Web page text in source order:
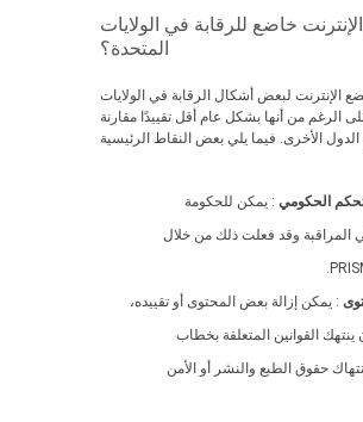
خاضع للرقابة في الولايات
المتحدة؟
الإنترنت لبعض أشكال الرقابة في الولايات
الرغم من أنها بشكل عام أقل تقييدًا مقارنة
الحكومي : يمكن للحكومة
المراقبة وقد فعلت ذلك من خلال
: يمكن إزالة بعض المحتوى أو تقييده،
ينتهك القوانين المتعلقة بخطاب
حقوق الطبع والنشر أو الأمن